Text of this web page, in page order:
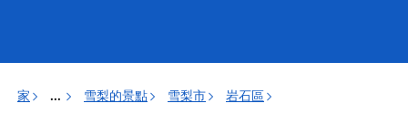
家 ... 雪梨的景點 雪梨市
岩石區